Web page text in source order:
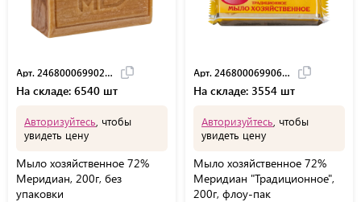
Арт. 24680006990255
На складе: 6540 шт
Авторизуйтесь , чтобы
увидеть цену
Мыло хозяйственное 72%
Меридиан, 200г, без
упаковки
Арт. 24680006990613
На складе: 3554 шт
Авторизуйтесь , чтобы
увидеть цену
Мыло хозяйственное 72%
Меридиан "Традиционное",
200г, флоу-пак